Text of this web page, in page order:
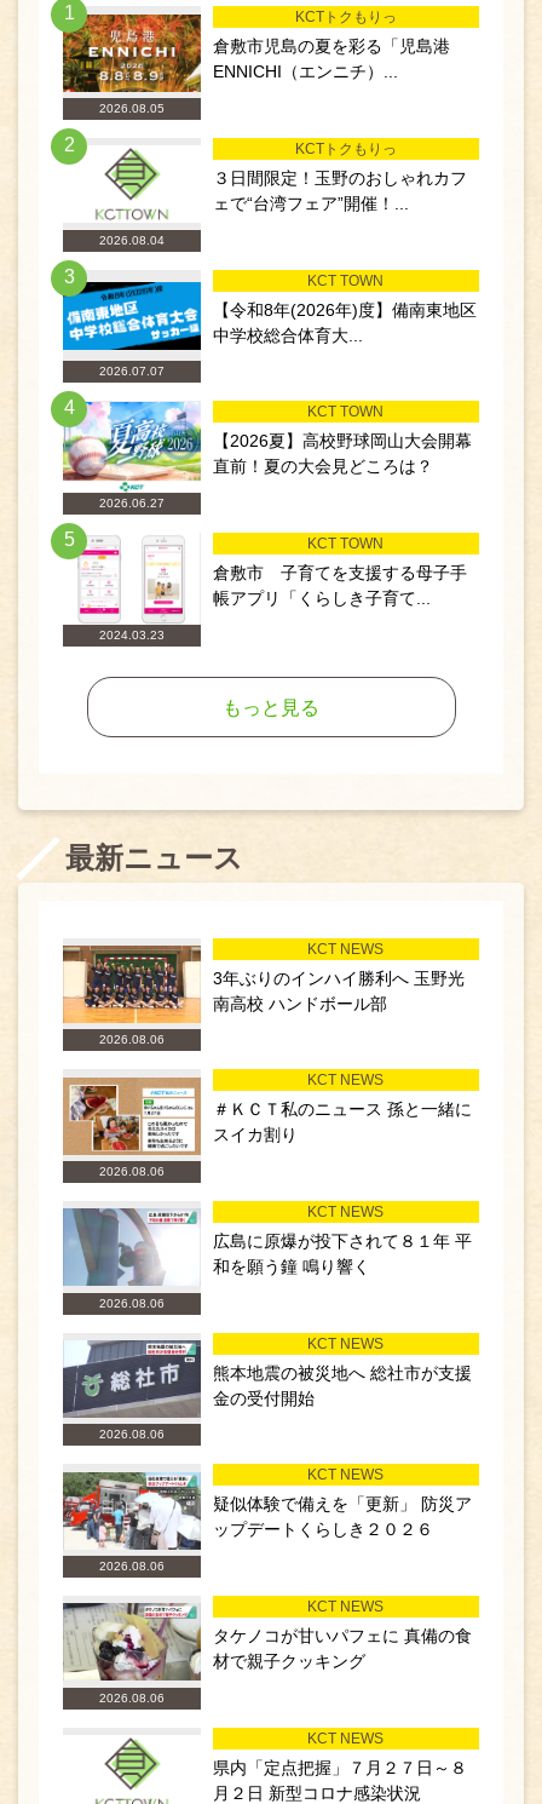
1
2026.08.05
KCTトクもりっ
倉敷市児島の夏を彩る「児島港
ENNICHI（エンニチ）...
2
2026.08.04
KCTトクもりっ
３日間限定！玉野のおしゃれカフ
ェで“台湾フェア”開催！...
3
2026.07.07
KCT TOWN
【令和8年(2026年)度】備南東地区
中学校総合体育大...
4
2026.06.27
KCT TOWN
【2026夏】高校野球岡山大会開幕
直前！夏の大会見どころは？
5
2024.03.23
KCT TOWN
倉敷市 子育てを支援する母子手
帳アプリ「くらしき子育て...
もっと見る
最新ニュース
2026.08.06
KCT NEWS
3年ぶりのインハイ勝利へ 玉野光
南高校 ハンドボール部
2026.08.06
KCT NEWS
＃ＫＣＴ私のニュース 孫と一緒に
スイカ割り
2026.08.06
KCT NEWS
広島に原爆が投下されて８１年 平
和を願う鐘 鳴り響く
2026.08.06
KCT NEWS
熊本地震の被災地へ 総社市が支援
金の受付開始
2026.08.06
KCT NEWS
疑似体験で備えを「更新」 防災ア
ップデートくらしき２０２６
2026.08.06
KCT NEWS
タケノコが甘いパフェに 真備の食
材で親子クッキング
KCT NEWS
県内「定点把握」７月２７日～８
月２日 新型コロナ感染状況